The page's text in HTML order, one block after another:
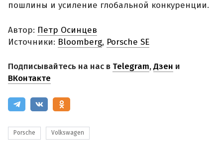
пошлины и усиление глобальной конкуренции.
Автор: Петр Осинцев
Источники: Bloomberg, Porsche SE
Подписывайтесь на нас в Telegram,Дзен и
ВКонтакте
Porsche Volkswagen